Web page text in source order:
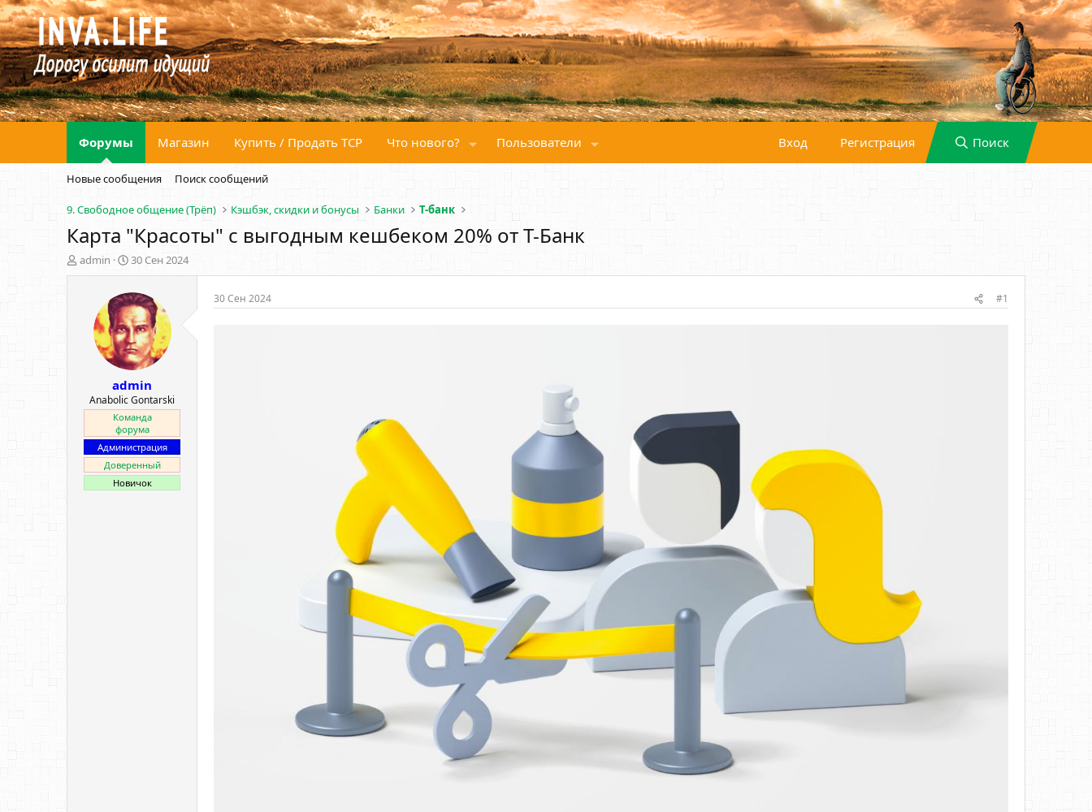
Форумы Магазин Купить / Продать ТСР Что нового? Пользователи Вход Регистрация Поиск
Новые сообщения Поиск сообщений
9. Свободное общение (Трёп) Кэшбэк, скидки и бонусы Банки Т-банк
Карта "Красоты" с выгодным кешбеком 20% от Т-Банк
А
в
admin
Д
а
а
н
а
ч
а
а
30 Сен 2024
admin
Anabolic Gontarski
Команда
форума
Администрация
Доверенный
Новичок
30 Сен 2024 #1